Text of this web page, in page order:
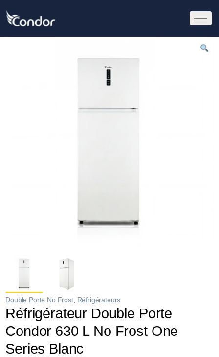
Double Porte No Frost, Réfrigérateurs
Réfrigérateur Double Porte
Condor 630 L No Frost One
Series Blanc